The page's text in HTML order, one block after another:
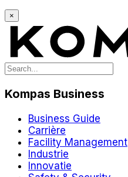
×
Kompas Business
Business Guide
Carrière
Facility Management
Industrie
Innovatie